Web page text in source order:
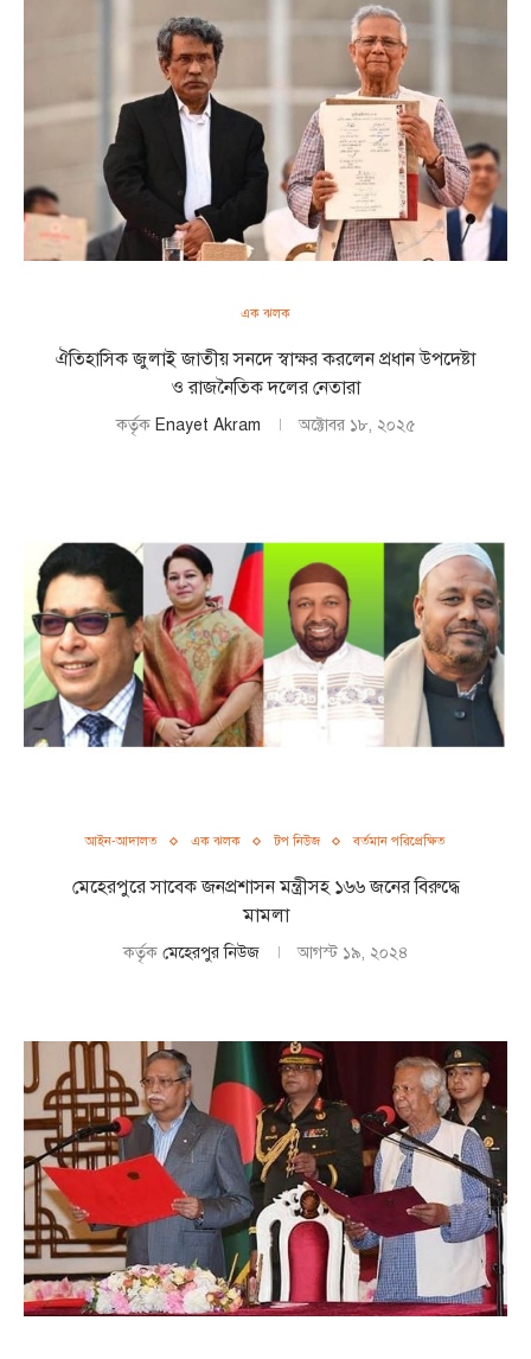
এক ঝলক
ঐতিহাসিক জুলাই জাতীয় সনদে স্বাক্ষর করলেন প্রধান উপদেষ্টা
ও রাজনৈতিক দলের নেতারা
কর্তৃক Enayet Akram অক্টোবর ১৮, ২০২৫
আইন-আদালত এক ঝলক টপ নিউজ বর্তমান পরিপ্রেক্ষিত
মেহেরপুরে সাবেক জনপ্রশাসন মন্ত্রীসহ ১৬৬ জনের বিরুদ্ধে
মামলা
কর্তৃক মেহেরপুর নিউজ আগস্ট ১৯, ২০২৪